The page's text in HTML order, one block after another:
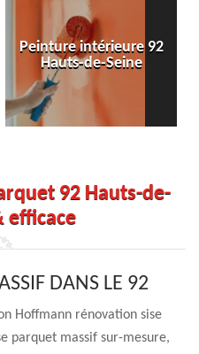
Peinture intérieure 92
Hauts-de-Seine
92 Hauts-de-
efficace
DANS LE 92
Hoffmann rénovation sise
parquet massif sur-mesure,